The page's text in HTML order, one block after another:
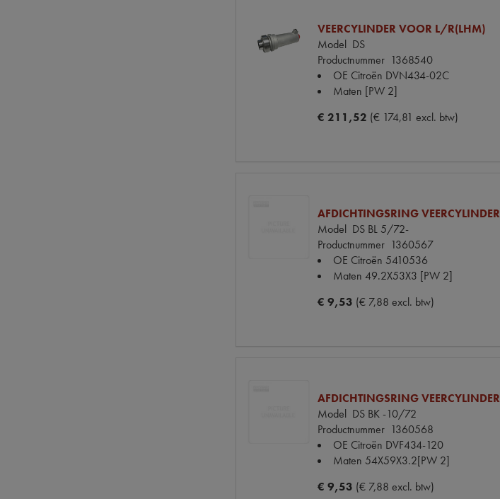
VEERCYLINDER VOOR L/R(LHM)
Model DS
Productnummer 1368540
OE Citroën DVN434-02C
Maten [PW 2]
€ 211,52 (€ 174,81 excl. btw)
AFDICHTINGSRING VEERCYLINDER
Model DS BL 5/72-
Productnummer 1360567
OE Citroën 5410536
Maten 49.2X53X3 [PW 2]
€ 9,53 (€ 7,88 excl. btw)
AFDICHTINGSRING VEERCYLINDER
Model DS BK -10/72
Productnummer 1360568
OE Citroën DVF434-120
Maten 54X59X3.2[PW 2]
€ 9,53 (€ 7,88 excl. btw)